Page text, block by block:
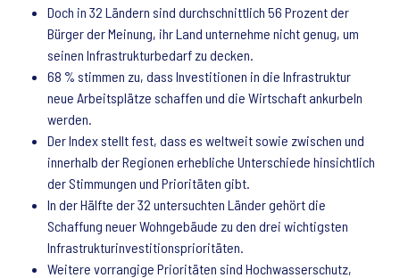
Doch in 32 Ländern sind durchschnittlich 56 Prozent der
Bürger der Meinung, ihr Land unternehme nicht genug, um
seinen Infrastrukturbedarf zu decken.
68 % stimmen zu, dass Investitionen in die Infrastruktur
neue Arbeitsplätze schaffen und die Wirtschaft ankurbeln
werden.
Der Index stellt fest, dass es weltweit sowie zwischen und
innerhalb der Regionen erhebliche Unterschiede hinsichtlich
der Stimmungen und Prioritäten gibt.
In der Hälfte der 32 untersuchten Länder gehört die
Schaffung neuer Wohngebäude zu den drei wichtigsten
Infrastrukturinvestitionsprioritäten.
Weitere vorrangige Prioritäten sind Hochwasserschutz,